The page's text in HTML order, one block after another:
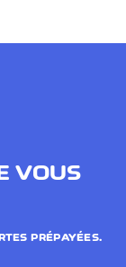
VOUS
PRÉPAYÉES.